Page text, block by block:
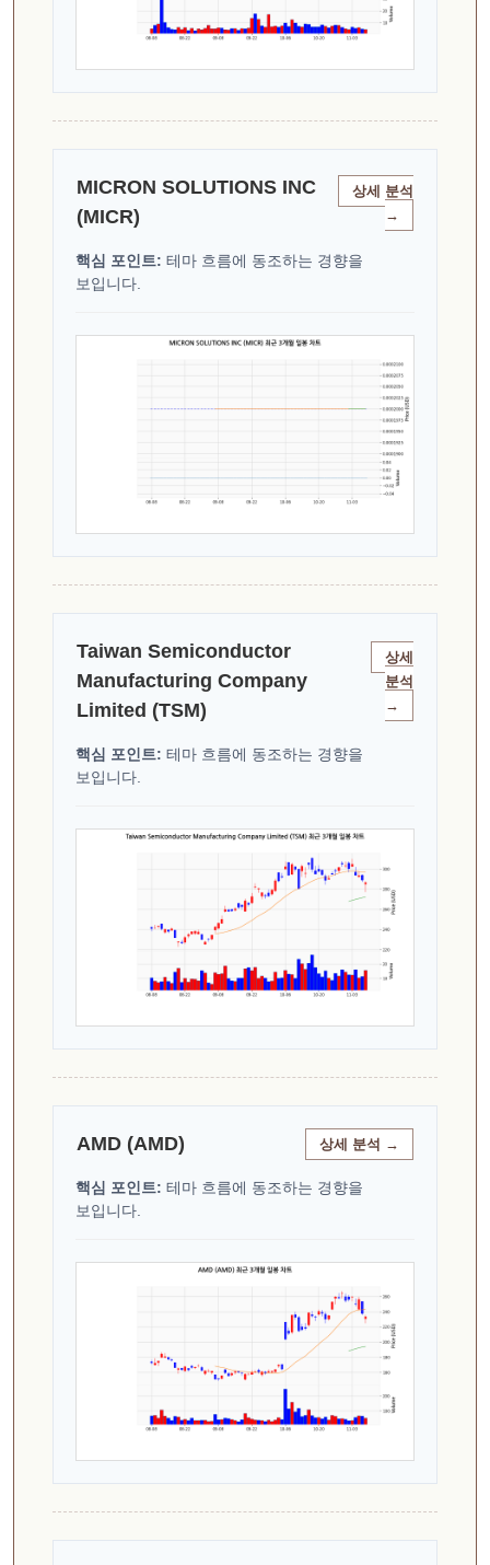
MICRON SOLUTIONS INC
(MICR)
상세 분석
→
핵심 포인트: 테마 흐름에 동조하는 경향을
보입니다.
Taiwan Semiconductor
Manufacturing Company
Limited (TSM)
상세
분석
→
핵심 포인트: 테마 흐름에 동조하는 경향을
보입니다.
AMD (AMD) 상세 분석 →
핵심 포인트: 테마 흐름에 동조하는 경향을
보입니다.